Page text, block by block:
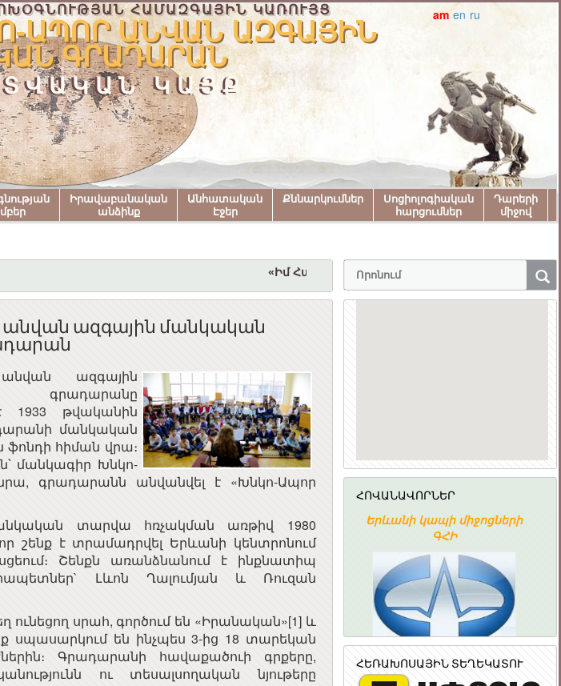
ՀԱՄԱԶԳԱՅԻՆ ԿԱՌՈՒՅՑ
ԱՊՈՐ ԱՆՎԱՆ ԱԶԳԱՅԻՆ
ԳՐԱԴԱՐԱՆ
ԿԱՅՔ
am en ru
Իրավաբանական
անձինք
Անհատական
Էջեր
Քննարկումներ
Սոցիոլոգիական
հարցումներ
Դարերի
միջով
«Իմ Հայաստան» համահայկական փառատոնին
«ԱՐՄԻՆԿՈ» ՀԱՅԿԱԿԱՆ
ՏԵՂԵԿԱՏՎԱԿԱՆ
ազգային մանկական
ազգային
գրադարանը
1933 թվականին
մանկական
ֆոնդի հիման վրա։
մանկագիր Խնկո-
գրադարանն անվանվել է «Խնկո-Ապոր
տարվա հռչակման առթիվ 1980
շենք է տրամադրվել Երևանի կենտրոնում
Շենքն առանձնանում է ինքնատիպ
Լևոն Ղալումյան և Ռուզան
սրահ, գործում են «Իրանական»[1] և
սպասարկում են ինչպես 3-ից 18 տարեկան
Գրադարանի հավաքածուի գրքերը,
ու տեսալսողական նյութերը
ՀՈՎԱՆԱՎՈՐՆԵՐ
կապի միջոցների
ԳՀԻ
ՀԱՅԱՍՏԱՆԻ
ՀԱՆՐԱՊԵՏՈՒԹՅԱՆ
ՀԱՆՐԱՅԻՆ ԽՈՐՀՈՒՐԴ
Երևանի կապի միջոցների
ԳՀԻ
ՀԵՌԱԽՈՍԱՅԻՆ ՏԵՂԵԿԱՏՈՒ